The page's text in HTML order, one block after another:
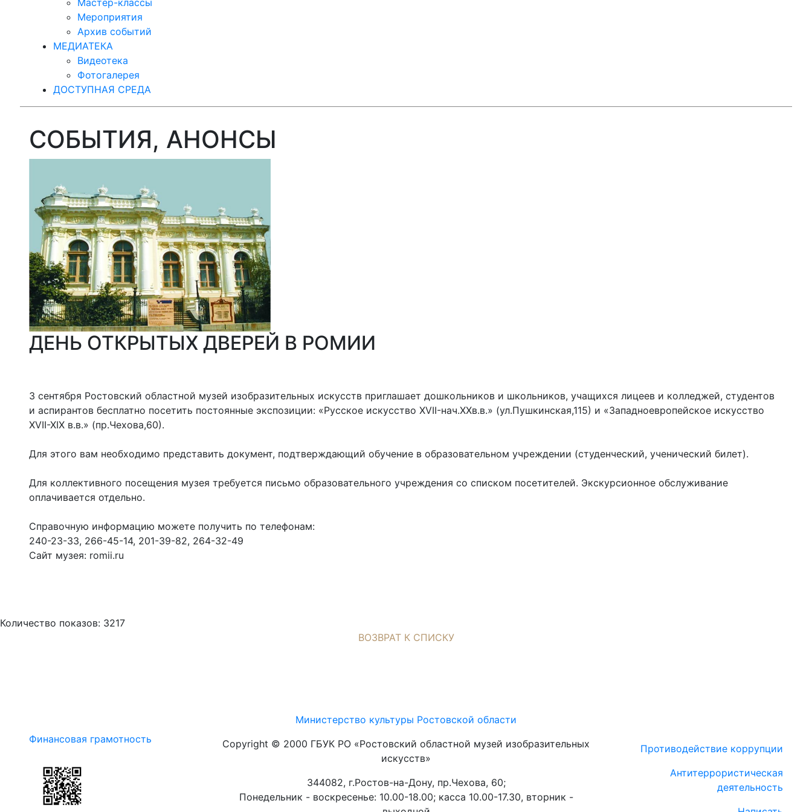
Мастер-классы
Мероприятия
Архив событий
МЕДИАТЕКА
Видеотека
Фотогалерея
ДОСТУПНАЯ СРЕДА
СОБЫТИЯ, АНОНСЫ
ДЕНЬ ОТКРЫТЫХ ДВЕРЕЙ В РОМИИ
3 сентября Ростовский областной музей изобразительных искусств приглашает дошкольников и школьников, учащихся лицеев и колледжей, студентов
и аспирантов бесплатно посетить постоянные экспозиции: «Русское искусство XVII-нач.XXв.в.» (ул.Пушкинская,115) и «Западноевропейское искусство
XVII-XIX в.в.» (пр.Чехова,60).
Для этого вам необходимо представить документ, подтверждающий обучение в образовательном учреждении (студенческий, ученический билет).
Для коллективного посещения музея требуется письмо образовательного учреждения со списком посетителей. Экскурсионное обслуживание
оплачивается отдельно.
Справочную информацию можете получить по телефонам:
240-23-33, 266-45-14, 201-39-82, 264-32-49
Сайт музея: romii.ru
Количество показов: 3217
ВОЗВРАТ К СПИСКУ
Финансовая грамотность
Министерство культуры Ростовской области
Copyright © 2000 ГБУК РО «Ростовский областной музей изобразительных
искусств»
344082, г.Ростов-на-Дону, пр.Чехова, 60;
Понедельник - воскресенье: 10.00-18.00; касса 10.00-17.30, вторник -
Противодействие коррупции
Антитеррористическая
деятельность